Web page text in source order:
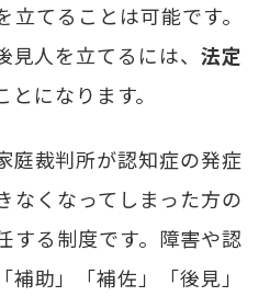
てることは可能です。
見人を立てるには、法定
になります。
庭裁判所が認知症の発症
なくなってしまった方の
する制度です。障害や認
助」「補佐」「後見」